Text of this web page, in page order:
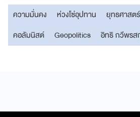
ความมั่นคง ห่วงโซ่อุปทาน ยุทธศาสตร์
คอลัมนิสต์
Geopolitics อิทธิ กวีพรส